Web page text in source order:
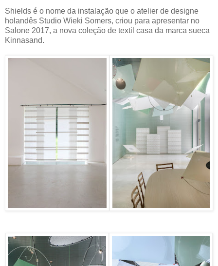
Shields é o nome da instalação que o atelier de designe
holandês Studio Wieki Somers, criou para apresentar no
Salone 2017, a nova coleção de textil casa da marca sueca
Kinnasand.